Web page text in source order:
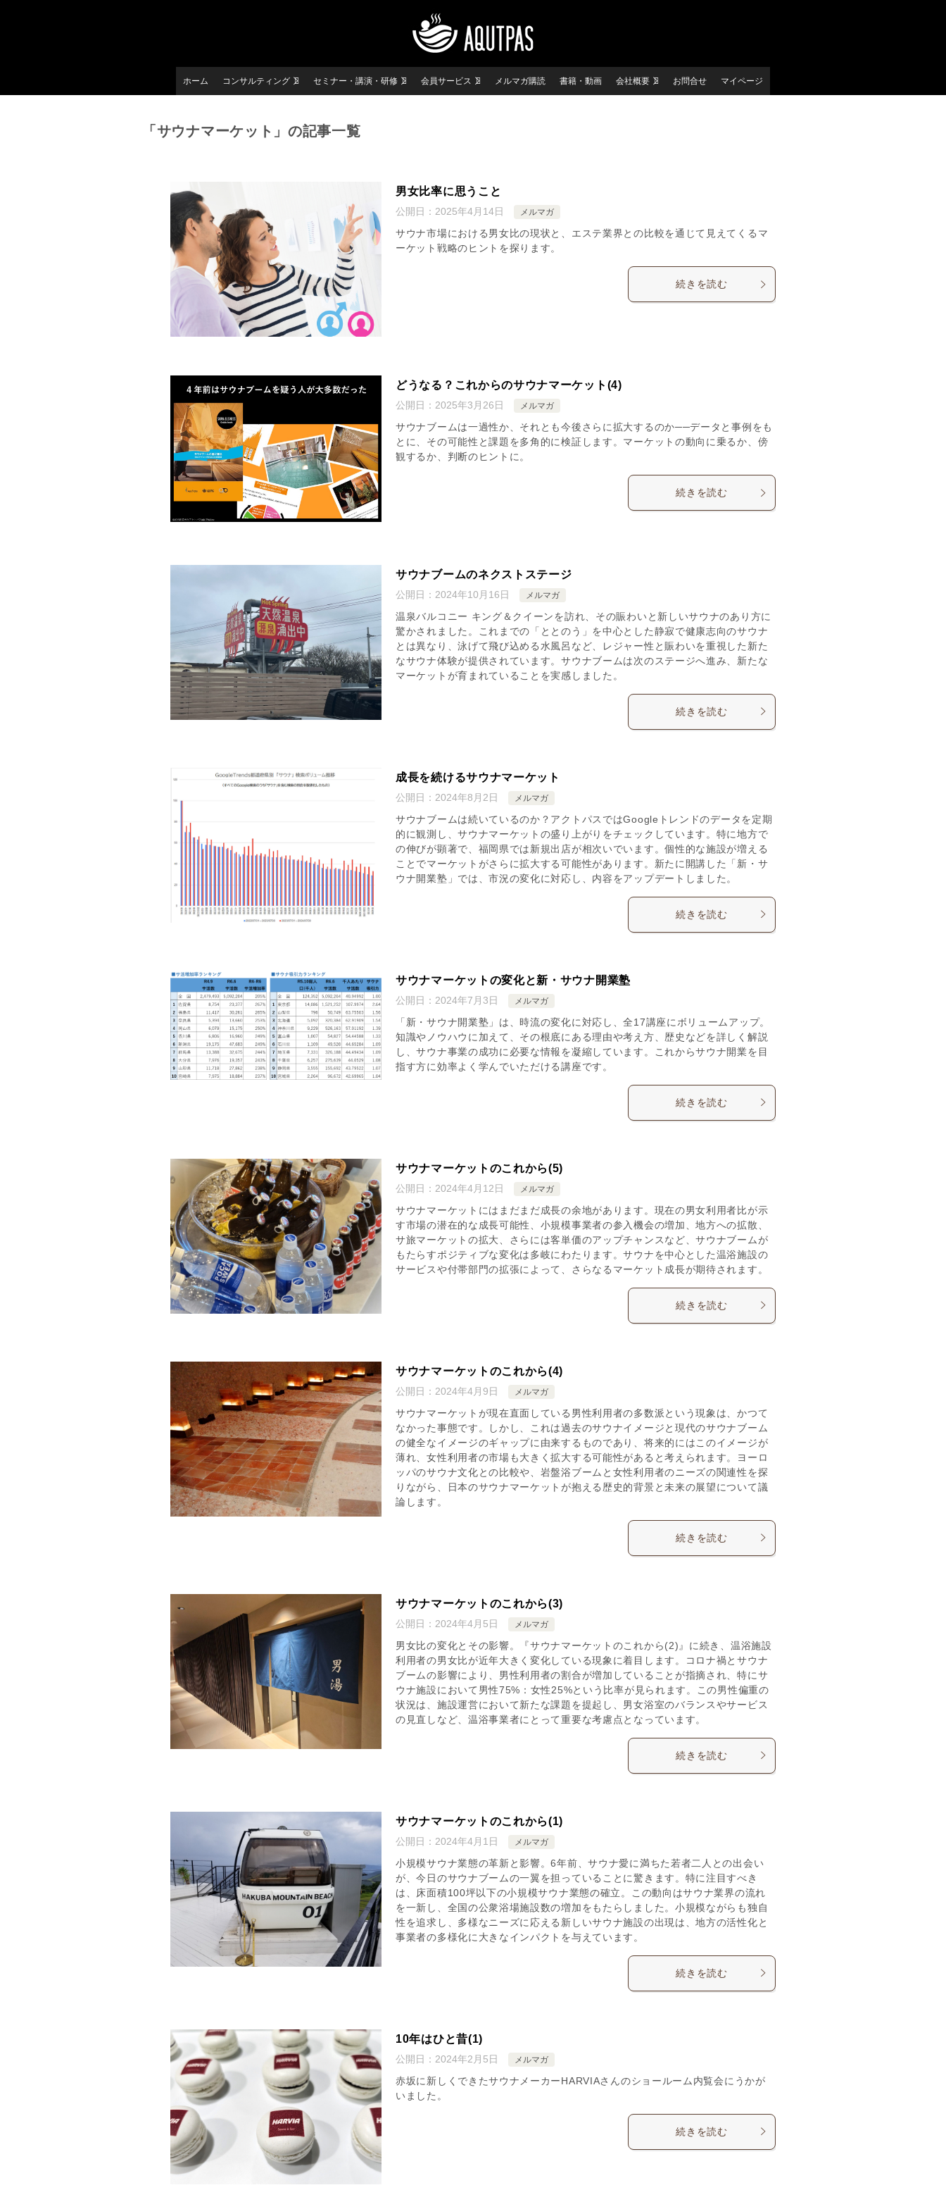
ホーム コンサルティング セミナー・講演・研修 会員サービス メルマガ購読 書籍・動画 会社概要 お問合せ マイページ
「サウナマーケット」の記事一覧
男女比率に思うこと
公開日： 2025年4月14日 メルマガ
サウナ市場における男女比の現状と、エステ業界との比較を通じて見えてくるマ
ーケット戦略のヒントを探ります。
続きを読む
どうなる？これからのサウナマーケット(4)
公開日： 2025年3月26日 メルマガ
サウナブームは一過性か、それとも今後さらに拡大するのか──データと事例をも
とに、その可能性と課題を多角的に検証します。マーケットの動向に乗るか、傍
観するか、判断のヒントに。
続きを読む
サウナブームのネクストステージ
公開日： 2024年10月16日 メルマガ
温泉バルコニー キング＆クイーンを訪れ、その賑わいと新しいサウナのあり方に
驚かされました。これまでの「ととのう」を中心とした静寂で健康志向のサウナ
とは異なり、泳げて飛び込める水風呂など、レジャー性と賑わいを重視した新た
なサウナ体験が提供されています。サウナブームは次のステージへ進み、新たな
マーケットが育まれていることを実感しました。
続きを読む
成長を続けるサウナマーケット
公開日： 2024年8月2日 メルマガ
サウナブームは続いているのか？アクトパスではGoogleトレンドのデータを定期
的に観測し、サウナマーケットの盛り上がりをチェックしています。特に地方で
の伸びが顕著で、福岡県では新規出店が相次いでいます。個性的な施設が増える
ことでマーケットがさらに拡大する可能性があります。新たに開講した「新・サ
ウナ開業塾」では、市況の変化に対応し、内容をアップデートしました。
続きを読む
サウナマーケットの変化と新・サウナ開業塾
公開日： 2024年7月3日 メルマガ
「新・サウナ開業塾」は、時流の変化に対応し、全17講座にボリュームアップ。
知識やノウハウに加えて、その根底にある理由や考え方、歴史などを詳しく解説
し、サウナ事業の成功に必要な情報を凝縮しています。これからサウナ開業を目
指す方に効率よく学んでいただける講座です。
続きを読む
サウナマーケットのこれから(5)
公開日： 2024年4月12日 メルマガ
サウナマーケットにはまだまだ成長の余地があります。現在の男女利用者比が示
す市場の潜在的な成長可能性、小規模事業者の参入機会の増加、地方への拡散、
サ旅マーケットの拡大、さらには客単価のアップチャンスなど、サウナブームが
もたらすポジティブな変化は多岐にわたります。サウナを中心とした温浴施設の
サービスや付帯部門の拡張によって、さらなるマーケット成長が期待されます。
続きを読む
サウナマーケットのこれから(4)
公開日： 2024年4月9日 メルマガ
サウナマーケットが現在直面している男性利用者の多数派という現象は、かつて
なかった事態です。しかし、これは過去のサウナイメージと現代のサウナブーム
の健全なイメージのギャップに由来するものであり、将来的にはこのイメージが
薄れ、女性利用者の市場も大きく拡大する可能性があると考えられます。ヨーロ
ッパのサウナ文化との比較や、岩盤浴ブームと女性利用者のニーズの関連性を探
りながら、日本のサウナマーケットが抱える歴史的背景と未来の展望について議
論します。
続きを読む
サウナマーケットのこれから(3)
公開日： 2024年4月5日 メルマガ
男女比の変化とその影響。『サウナマーケットのこれから(2)』に続き、温浴施設
利用者の男女比が近年大きく変化している現象に着目します。コロナ禍とサウナ
ブームの影響により、男性利用者の割合が増加していることが指摘され、特にサ
ウナ施設において男性75%：女性25%という比率が見られます。この男性偏重の
状況は、施設運営において新たな課題を提起し、男女浴室のバランスやサービス
の見直しなど、温浴事業者にとって重要な考慮点となっています。
続きを読む
サウナマーケットのこれから(1)
公開日： 2024年4月1日 メルマガ
小規模サウナ業態の革新と影響。6年前、サウナ愛に満ちた若者二人との出会い
が、今日のサウナブームの一翼を担っていることに驚きます。特に注目すべき
は、床面積100坪以下の小規模サウナ業態の確立。この動向はサウナ業界の流れ
を一新し、全国の公衆浴場施設数の増加をもたらしました。小規模ながらも独自
性を追求し、多様なニーズに応える新しいサウナ施設の出現は、地方の活性化と
事業者の多様化に大きなインパクトを与えています。
続きを読む
10年はひと昔(1)
公開日： 2024年2月5日 メルマガ
赤坂に新しくできたサウナメーカーHARVIAさんのショールーム内覧会にうかが
いました。
続きを読む